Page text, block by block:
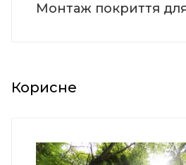
Монтаж покриття
Корисне